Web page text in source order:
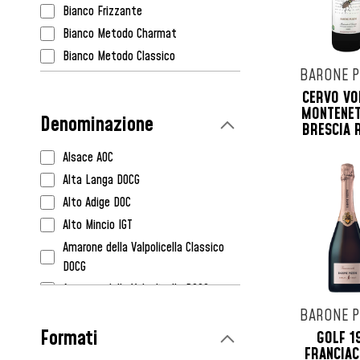
Ca' Del Bosco
Cà Maiol
Canella
Castello Della Sala Marchesi Antinori
Cavalleri
Cave De Cleebourg
Citari
Claudio Mariotto
Clos De Somméré
Corteforte
Bianco Frizzante
Bianco Metodo Charmat
Bianco Metodo Classico
Rosato
Rosato Metodo Classico
Rosso Dolce Frizzante
Rosso Frizzante
Denominazione
Alsace AOC
Alta Langa DOCG
Alto Adige DOC
Alto Mincio IGT
Amarone della Valpolicella Classico
DOCG
Amarone della Valpolicella DOCG
Asolo Prosecco DOCG
Formati
BARONE
CERVO
BRESCIA
BARONE
GOLF